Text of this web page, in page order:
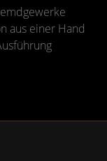
aus einer Hand